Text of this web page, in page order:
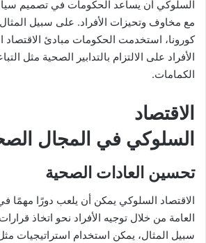
السلوكي أن يساعد الحكومات في تصميم
مع مخاوف وتحيزات الأفراد. على سبيل
كورونا، استخدمت الحكومات مبادئ
الأفراد على الالتزام بالتدابير الصحية مثل
الكمامات.
الاقتصاد
السلوكي في المجال
تحسين العادات الصحية
الاقتصاد السلوكي يمكن أن يلعب دورًا مهمًا
العامة من خلال توجيه الأفراد نحو اتخاذ
سبيل المثال، يمكن استخدام استراتيجيات مثل